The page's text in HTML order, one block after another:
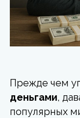
Прежде чем
деньгами,
популярных